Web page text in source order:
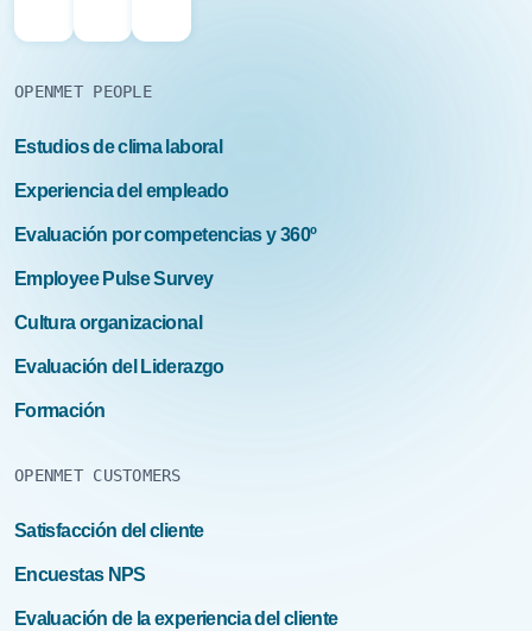
OPENMET PEOPLE
Estudios de clima laboral
Experiencia del empleado
Evaluación por competencias y 360º
Employee Pulse Survey
Cultura organizacional
Evaluación del Liderazgo
Formación
OPENMET CUSTOMERS
Satisfacción del cliente
Encuestas NPS
Evaluación de la experiencia del cliente